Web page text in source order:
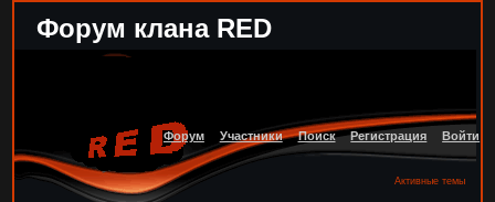
Форум клана RED
Форум Участники Поиск Регистрация Войти
Активные темы